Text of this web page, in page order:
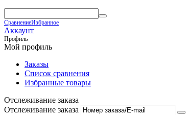
СравнениеИзбранное
Профиль
Аккаунт
Мой профиль
Заказы
Список сравнения
Избранные товары
Отслеживание заказа
Отслеживание заказа